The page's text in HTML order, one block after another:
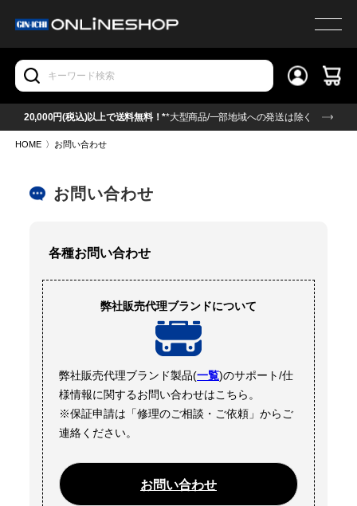
20,000円(税込)以上で送料無料！**大型商品/一部地域への発送は除く
HOME 〉 お問い合わせ
お問い合わせ
各種お問い合わせ
弊社販売代理ブランドについて
弊社販売代理ブランド製品(一覧)のサポート/仕
様情報に関するお問い合わせはこちら。
※保証申請は「修理のご相談・ご依頼」からご
連絡ください。
お問い合わせ